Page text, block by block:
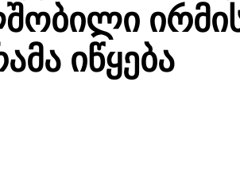
იწყება